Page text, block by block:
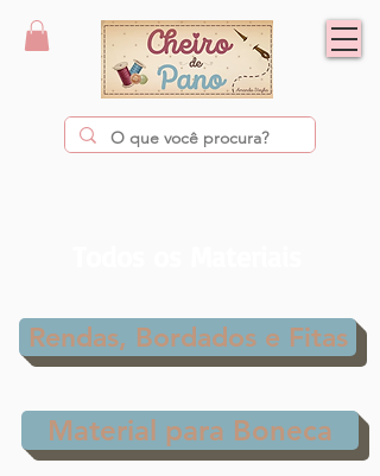
Rendas, Bordados e Fitas
Material para Boneca